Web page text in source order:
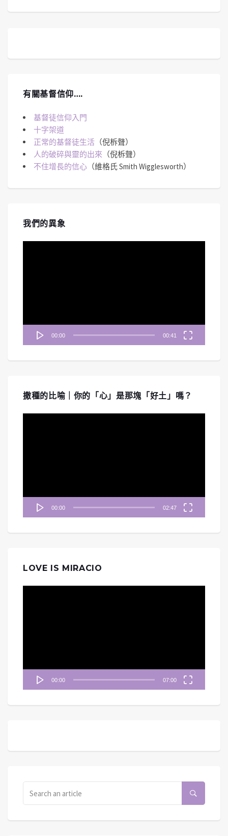
有關基督信仰….
基督徒信仰入門
十字架道
正常的基督徒生活 （倪柝聲）
人的破碎與靈的出來 （倪柝聲）
不住增長的信心 （維格氏 Smith Wigglesworth）
我們的異象
00:00 00:41
撒種的比喻｜你的「心」是那塊「好土」嗎？
00:00 02:47
LOVE IS MIRACIO
00:00 07:00